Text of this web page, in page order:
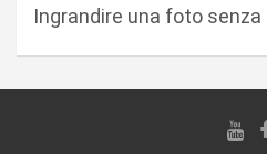
Ingrandire una foto